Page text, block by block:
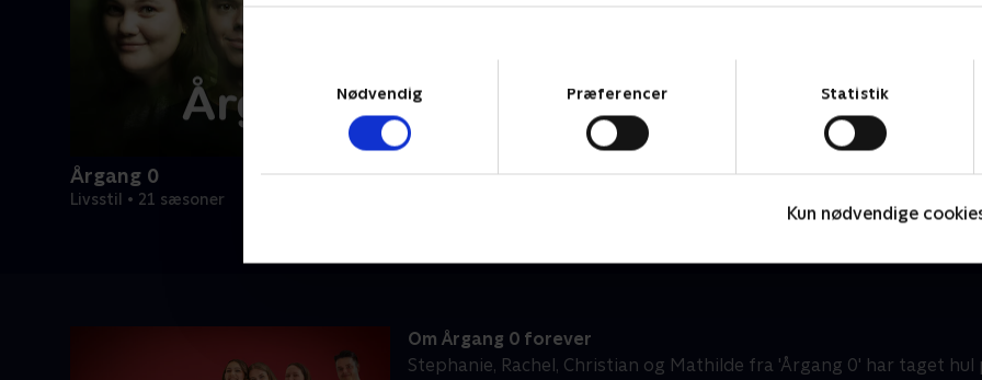
Nødvendig
Præferencer Statistik
Kun nødvendige
Årgang 0
Livsstil • 21 sæsoner
Om Årgang 0 forever
Stephanie, Rachel, Christian og Mathilde fra 'Årgang 0' har taget hul